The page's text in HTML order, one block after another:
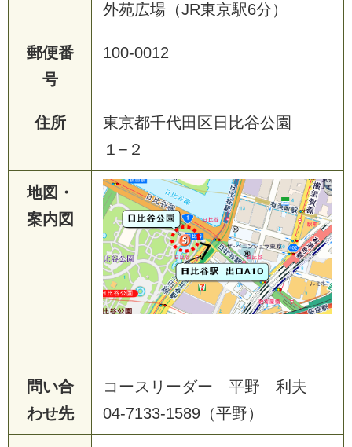
外苑広場（JR東京駅6分）
郵便番
号
100-0012
住所
東京都千代田区日比谷公園
１−２
地図・
案内図
問い合
わせ先
コースリーダー 平野 利夫
04-7133-1589（平野）